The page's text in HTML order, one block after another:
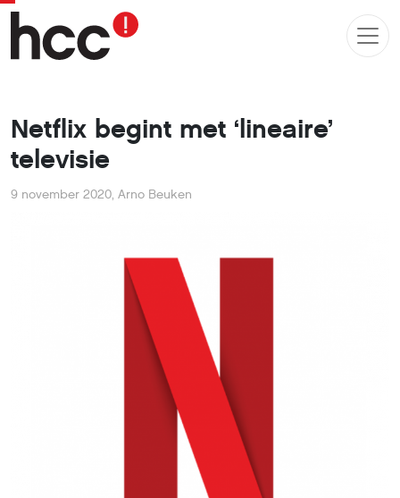
Netflix begint met ‘lineaire’
televisie
9 november 2020, Arno Beuken